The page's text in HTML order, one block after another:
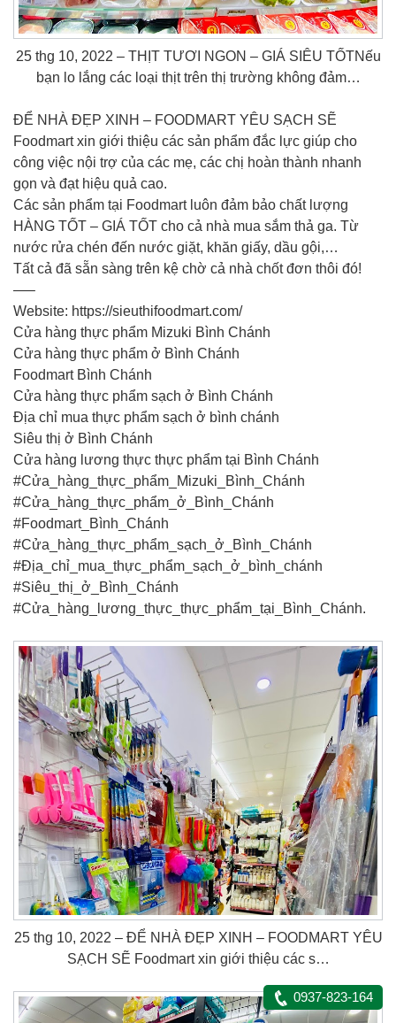
25 thg 10, 2022 – THỊT TƯƠI NGON – GIÁ SIÊU TỐTNếu
bạn lo lắng các loại thịt trên thị trường không đảm…
ĐỂ NHÀ ĐẸP XINH – FOODMART YÊU SẠCH SẼ
Foodmart xin giới thiệu các sản phẩm đắc lực giúp cho
công việc nội trợ của các mẹ, các chị hoàn thành nhanh
gọn và đạt hiệu quả cao.
Các sản phẩm tại Foodmart luôn đảm bảo chất lượng
HÀNG TỐT – GIÁ TỐT cho cả nhà mua sắm thả ga. Từ
nước rửa chén đến nước giặt, khăn giấy, dầu gội,…
Tất cả đã sẵn sàng trên kệ chờ cả nhà chốt đơn thôi đó!
—–
Website: https://sieuthifoodmart.com/
Cửa hàng thực phẩm Mizuki Bình Chánh
Cửa hàng thực phẩm ở Bình Chánh
Foodmart Bình Chánh
Cửa hàng thực phẩm sạch ở Bình Chánh
Địa chỉ mua thực phẩm sạch ở bình chánh
Siêu thị ở Bình Chánh
Cửa hàng lương thực thực phẩm tại Bình Chánh
#Cửa_hàng_thực_phẩm_Mizuki_Bình_Chánh
#Cửa_hàng_thực_phẩm_ở_Bình_Chánh
#Foodmart_Bình_Chánh
#Cửa_hàng_thực_phẩm_sạch_ở_Bình_Chánh
#Địa_chỉ_mua_thực_phẩm_sạch_ở_bình_chánh
#Siêu_thị_ở_Bình_Chánh
#Cửa_hàng_lương_thực_thực_phẩm_tại_Bình_Chánh.
25 thg 10, 2022 – ĐỂ NHÀ ĐẸP XINH – FOODMART YÊU
SẠCH SẼ Foodmart xin giới thiệu các s…
0937-823-164